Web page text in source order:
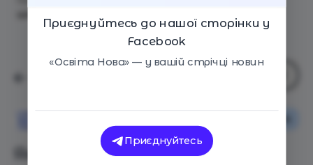
Як можна готувати дитину
Приєднуйтесь до нашої сторінки у
Facebook
«Освіта Нова» — у вашій стрічці новин
Приєднуйтесь